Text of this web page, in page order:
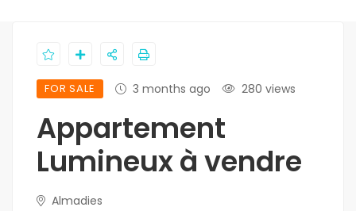
FOR SALE 3 months ago 280 views
Appartement
Lumineux à vendre
Almadies